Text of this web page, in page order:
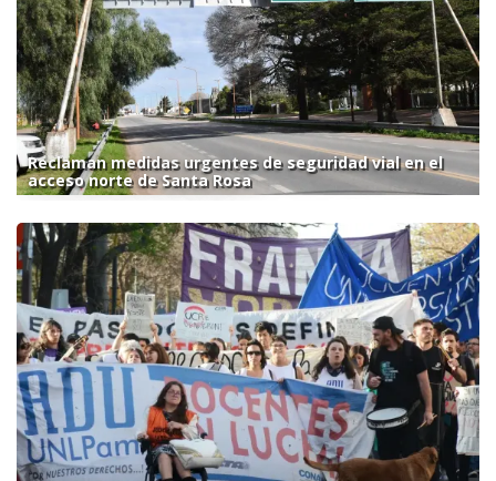
Reclaman medidas urgentes de seguridad vial en el
acceso norte de Santa Rosa